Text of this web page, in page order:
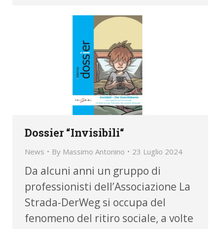
Dossier “Invisibili“
News By Massimo Antonino 23 Luglio 2024
Da alcuni anni un gruppo di
professionisti dell’Associazione La
Strada-DerWeg si occupa del
fenomeno del ritiro sociale, a volte